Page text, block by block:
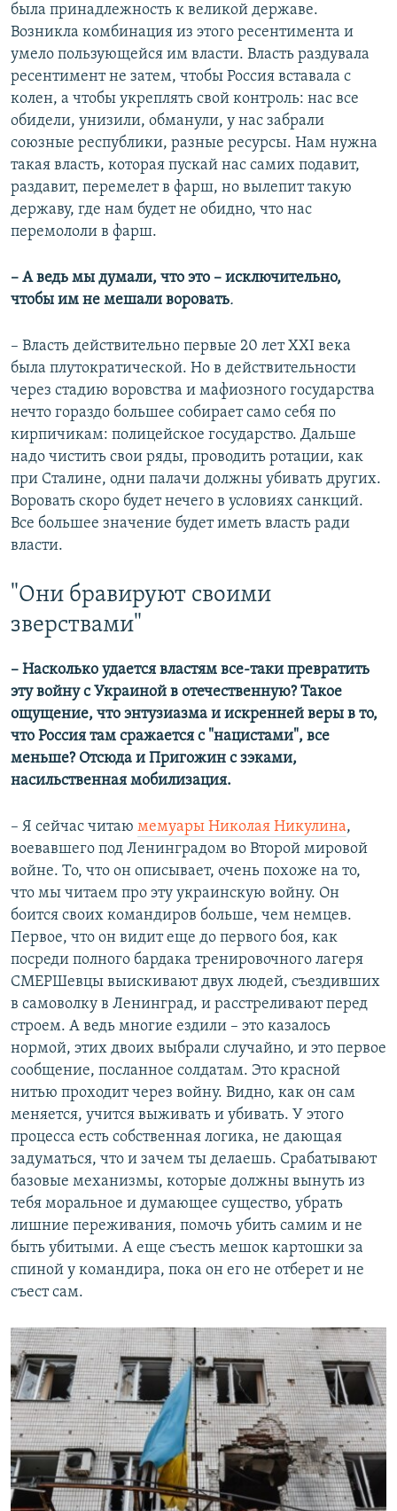
была принадлежность к великой державе.
Возникла комбинация из этого ресентимента и
умело пользующейся им власти. Власть раздувала
ресентимент не затем, чтобы Россия вставала с
колен, а чтобы укреплять свой контроль: нас все
обидели, унизили, обманули, у нас забрали
союзные республики, разные ресурсы. Нам нужна
такая власть, которая пускай нас самих подавит,
раздавит, перемелет в фарш, но вылепит такую
державу, где нам будет не обидно, что нас
перемололи в фарш.
– А ведь мы думали, что это – исключительно,
чтобы им не мешали воровать.
– Власть действительно первые 20 лет XXI века
была плутократической. Но в действительности
через стадию воровства и мафиозного государства
нечто гораздо большее собирает само себя по
кирпичикам: полицейское государство. Дальше
надо чистить свои ряды, проводить ротации, как
при Сталине, одни палачи должны убивать других.
Воровать скоро будет нечего в условиях санкций.
Все большее значение будет иметь власть ради
власти.
"Они бравируют своими
зверствами"
– Насколько удается властям все-таки превратить
эту войну с Украиной в отечественную? Такое
ощущение, что энтузиазма и искренней веры в то,
что Россия там сражается с "нацистами", все
меньше? Отсюда и Пригожин с зэками,
насильственная мобилизация.
– Я сейчас читаю мемуары Николая Никулина,
воевавшего под Ленинградом во Второй мировой
войне. То, что он описывает, очень похоже на то,
что мы читаем про эту украинскую войну. Он
боится своих командиров больше, чем немцев.
Первое, что он видит еще до первого боя, как
посреди полного бардака тренировочного лагеря
СМЕРШевцы выискивают двух людей, съездивших
в самоволку в Ленинград, и расстреливают перед
строем. А ведь многие ездили – это казалось
нормой, этих двоих выбрали случайно, и это первое
сообщение, посланное солдатам. Это красной
нитью проходит через войну. Видно, как он сам
меняется, учится выживать и убивать. У этого
процесса есть собственная логика, не дающая
задуматься, что и зачем ты делаешь. Срабатывают
базовые механизмы, которые должны вынуть из
тебя моральное и думающее существо, убрать
лишние переживания, помочь убить самим и не
быть убитыми. А еще съесть мешок картошки за
спиной у командира, пока он его не отберет и не
съест сам.